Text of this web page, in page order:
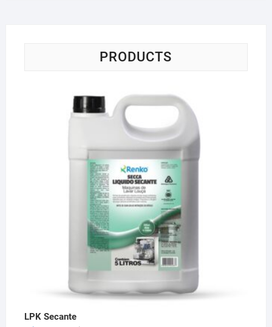
PRODUCTS
LPK Secante